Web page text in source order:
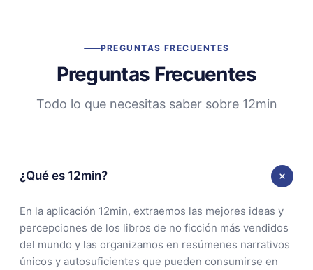
PREGUNTAS FRECUENTES
Preguntas Frecuentes
Todo lo que necesitas saber sobre 12min
¿Qué es 12min?
En la aplicación 12min, extraemos las mejores ideas y
percepciones de los libros de no ficción más vendidos
del mundo y las organizamos en resúmenes narrativos
únicos y autosuficientes que pueden consumirse en